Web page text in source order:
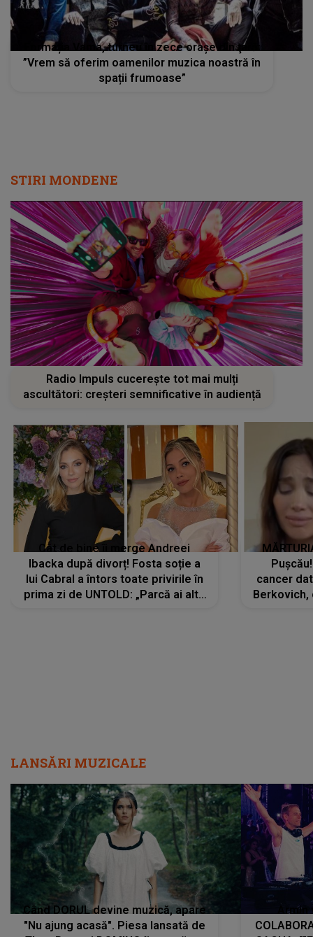
Formația Vama, turneu în zece oraşe din ţară:
”Vrem să oferim oamenilor muzica noastră în
spații frumoase”
STIRI MONDENE
Radio Impuls cucerește tot mai mulți
ascultători: creșteri semnificative în audiență
Cât de bine îi merge Andreei
Ibacka după divorț! Fosta soție a
lui Cabral a întors toate privirile în
prima zi de UNTOLD: „Parcă ai altă
cancer
Berkovich,
LANSĂRI MUZICALE
Când DORUL devine muzică, apare
"Nu ajung acasă". Piesa lansată de